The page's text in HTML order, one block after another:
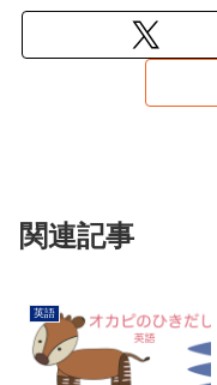
関連記事
英語